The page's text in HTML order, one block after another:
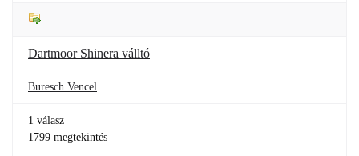
Dartmoor Shinera válltó
Buresch Vencel
1 válasz
1799 megtekintés